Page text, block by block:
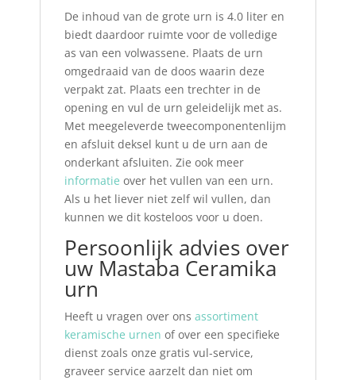
De inhoud van de grote urn is 4.0 liter en
biedt daardoor ruimte voor de volledige
as van een volwassene. Plaats de urn
omgedraaid van de doos waarin deze
verpakt zat. Plaats een trechter in de
opening en vul de urn geleidelijk met as.
Met meegeleverde tweecomponentenlijm
en afsluit deksel kunt u de urn aan de
onderkant afsluiten. Zie ook meer
informatie over het vullen van een urn.
Als u het liever niet zelf wil vullen, dan
kunnen we dit kosteloos voor u doen.
Persoonlijk advies over
uw Mastaba Ceramika
urn
Heeft u vragen over ons assortiment
keramische urnen of over een specifieke
dienst zoals onze gratis vul-service,
graveer service aarzelt dan niet om